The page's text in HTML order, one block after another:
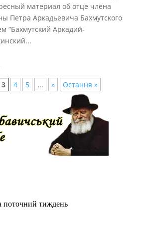
материал об отце члена
Петра Аркадьевича Бахмутского
“Бахмутский Аркадий-
3 4 5 ... » Остання »
поточний тиждень